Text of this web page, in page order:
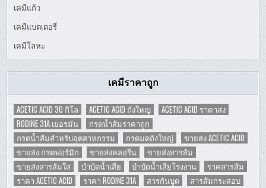
เคมีแก้ว
เคมีแบตเตอรี่
เคมีโลหะ
เคมีราคาถูก
ACETIC ACID 30 กิโล ACETIC ACID ถังใหญ่
ACETIC ACID ราคาส่ง
RODINE 31A เยอรมัน
กรดน้ำส้มราคาถูก
กรดน้ำส้มสำหรับอุตสาหกรรม
กรดมดถังใหญ่
ขายส่ง ACETIC ACID
ขายส่ง กรดฟอร์มิก
ขายส่งคลอรีน
ขายส่งสารส้ม
ขายส่งสารส้มใส
บำบัดน้ำเสีย บำบัดน้ำเสียโรงงาน
ราคสารส้ม
ราคา ACETIC ACID
ราคา RODINE 31A สารกันบูด สารส้มกระสอบ